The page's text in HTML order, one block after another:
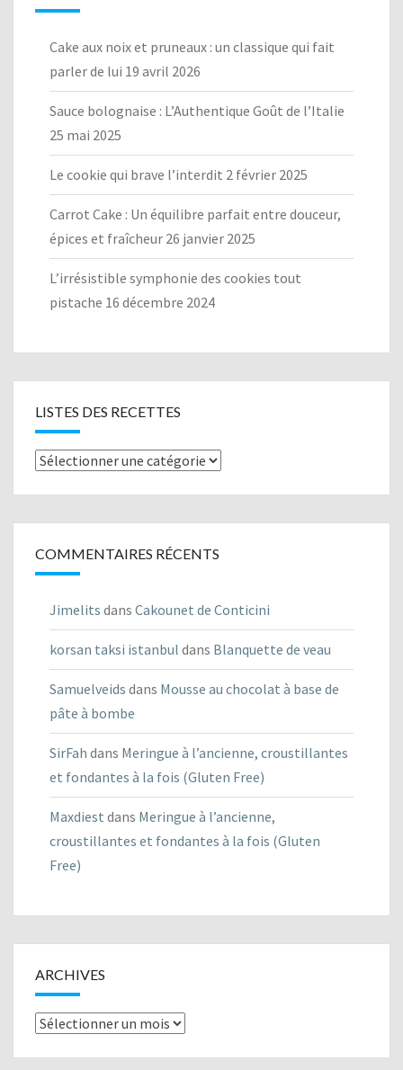
Cake aux noix et pruneaux : un classique qui fait
parler de lui 19 avril 2026
Sauce bolognaise : L’Authentique Goût de l’Italie
25 mai 2025
Le cookie qui brave l’interdit 2 février 2025
Carrot Cake : Un équilibre parfait entre douceur,
épices et fraîcheur 26 janvier 2025
L’irrésistible symphonie des cookies tout
pistache 16 décembre 2024
LISTES DES RECETTES
Listes
COMMENTAIRES RÉCENTS
Jimelits dans Cakounet de Conticini
korsan taksi istanbul dans Blanquette de veau
Samuelveids dans Mousse au chocolat à base de
pâte à bombe
SirFah dans Meringue à l’ancienne, croustillantes
et fondantes à la fois (Gluten Free)
Maxdiest dans Meringue à l’ancienne,
croustillantes et fondantes à la fois (Gluten
Free)
ARCHIVES
Archives